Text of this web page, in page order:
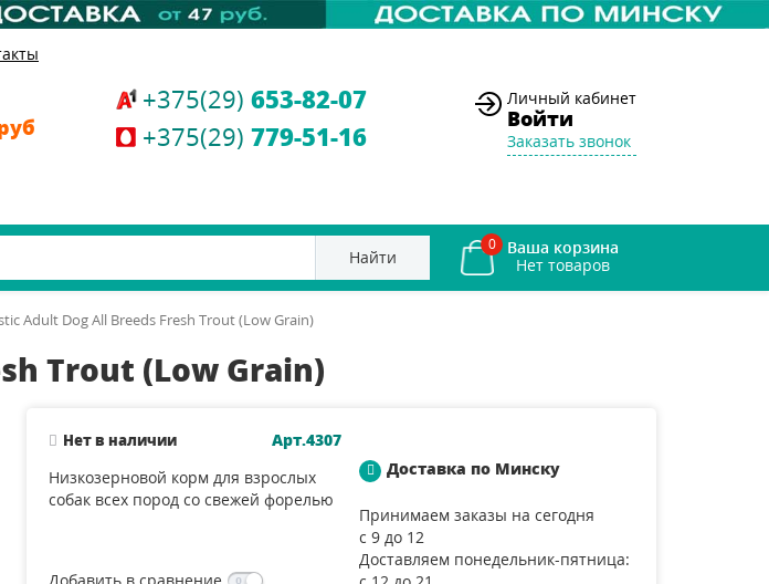
+375(29) 653-82-07
+375(29) 779-51-16
Личный кабинет
Войти
Заказать звонок
Найти
0 Ваша корзина
Adult Dog All Breeds Fresh Trout (Low Grain)
Trout (Low Grain)
Нет в наличии
Арт.4307
Низкозерновой корм для взрослых
собак всех пород со свежей форелью
Доставка по Минску
Принимаем заказы на сегодня
с 9 до 12
Доставляем понедельник-пятница: